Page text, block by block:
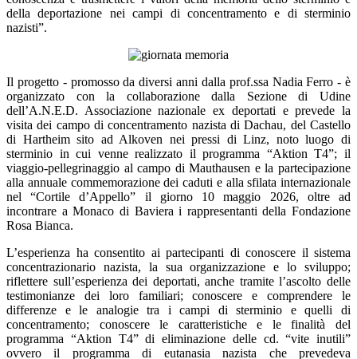
della deportazione nei campi di concentramento e di sterminio
nazisti”.
Il progetto - promosso da diversi anni dalla prof.ssa Nadia Ferro - è
organizzato con la collaborazione dalla Sezione di Udine
dell’A.N.E.D. Associazione nazionale ex deportati e prevede la
visita dei campo di concentramento nazista di Dachau, del Castello
di Hartheim sito ad Alkoven nei pressi di Linz, noto luogo di
sterminio in cui venne realizzato il programma “Aktion T4”; il
viaggio-pellegrinaggio al campo di Mauthausen e la partecipazione
alla annuale commemorazione dei caduti e alla sfilata internazionale
nel “Cortile d’Appello” il giorno 10 maggio 2026, oltre ad
incontrare a Monaco di Baviera i rappresentanti della Fondazione
Rosa Bianca.
L’esperienza ha consentito ai partecipanti di conoscere il sistema
concentrazionario nazista, la sua organizzazione e lo sviluppo;
riflettere sull’esperienza dei deportati, anche tramite l’ascolto delle
testimonianze dei loro familiari; conoscere e comprendere le
differenze e le analogie tra i campi di sterminio e quelli di
concentramento; conoscere le caratteristiche e le finalità del
programma “Aktion T4” di eliminazione delle cd. “vite inutili”
ovvero il programma di eutanasia nazista che prevedeva